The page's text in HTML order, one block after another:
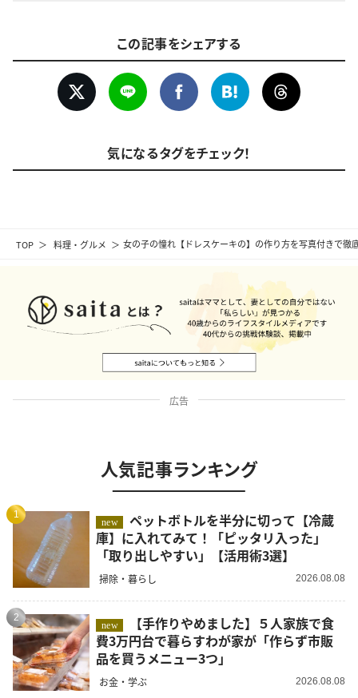
TOP 料理・グルメ 女の子の憧れ【ドレスケーキの】の作り方を写真付きで徹
この記事をシェアする
気になるタグをチェック！
広告
人気記事ランキング
1
new
ペットボトルを半分に切って【冷蔵
庫】に入れてみて！「ピッタリ入った」
「取り出しやすい」【活用術3選】
掃除・暮らし 2026.08.08
2
new
費3万円台で暮らすわが家が「作らず市販
品を買うメニュー3つ」
お金・学ぶ 2026.08.08